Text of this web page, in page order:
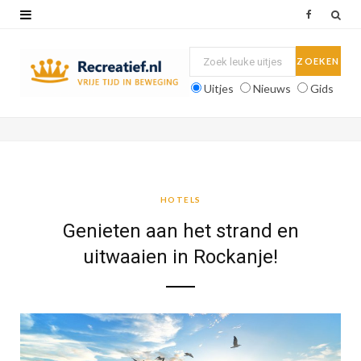
Uitjes Nieuws Gids
HOTELS
Genieten aan het strand en
uitwaaien in Rockanje!